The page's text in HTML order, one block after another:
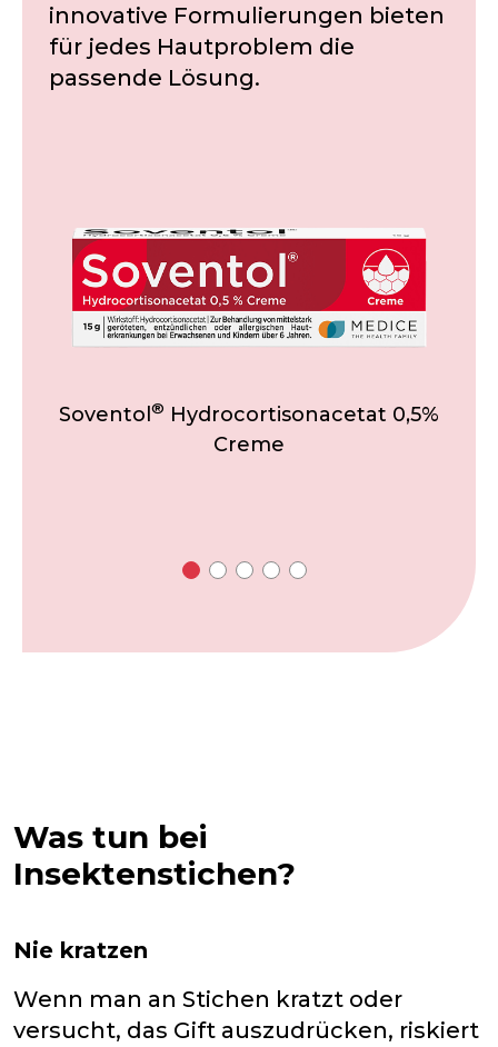
innovative Formulierungen bieten
für jedes Hautproblem die
passende Lösung.
Soventol ® Hydrocortisonacetat 0,5%
Creme
Was tun bei
Insektenstichen?
Nie kratzen
Wenn man an Stichen kratzt oder
versucht, das Gift auszudrücken, riskiert